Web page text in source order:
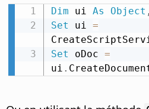
Dim ui As Object ,
Set ui =
Set oDoc =
ui .